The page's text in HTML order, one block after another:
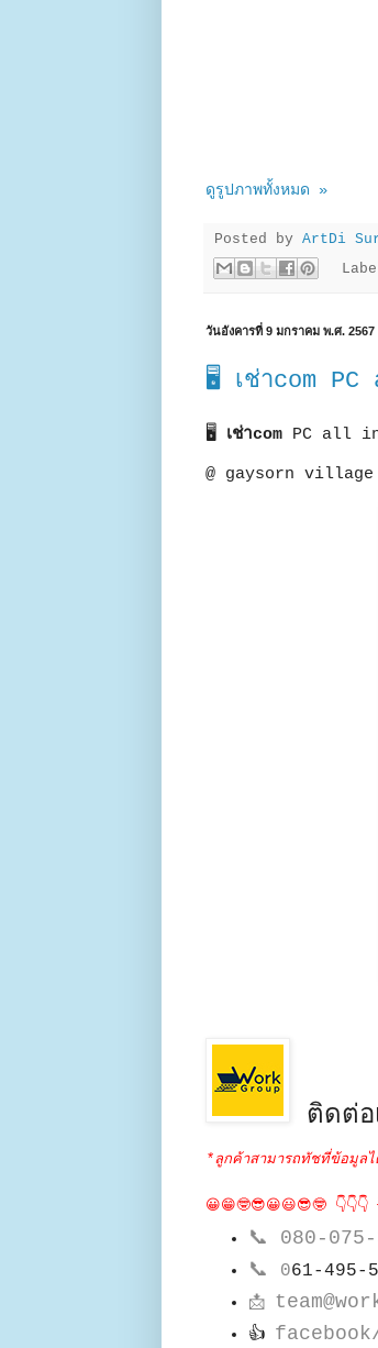
ดูรูปภาพทั้งหมด »
Posted by ArtDi
วันอังคารที่ 9 มกราคม พ.ศ. 2567
🖥 เช่าcom
🖥 เช่าcom PC all in
@ gaysorn village
ติดต่อ
*ลูกค้าสามารถทัชที่ข้อมูลไ
😀😁🤓😎😀😃😎🤓 👇👇👇
📞 080-075-
📞
061-495-
📩
👍